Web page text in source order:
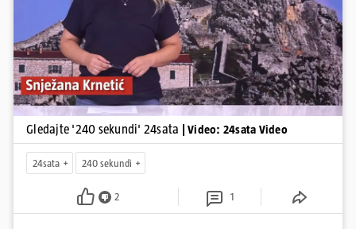
Pokretanje videa...
Gledajte '240 sekundi' 24sata | Video: 24sata Video
24sata 240 sekundi
2 1